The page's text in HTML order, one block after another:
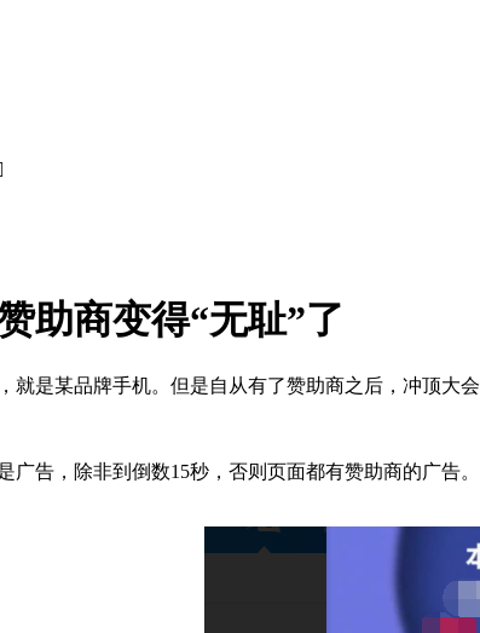
助商变得“无耻”了
是某品牌手机。但是自从有了赞助商之后，冲顶大会
告，除非到倒数15秒，否则页面都有赞助商的广告。